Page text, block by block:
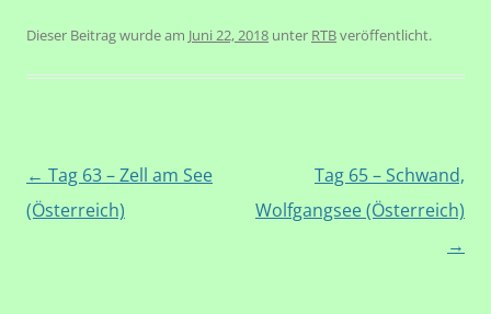
Dieser Beitrag wurde am Juni 22, 2018 unter RTBveröffentlicht.
Beitragsnavigation
← Tag 63 – Zell am See
(Österreich)
Tag 65 – Schwand,
Wolfgangsee (Österreich)
→